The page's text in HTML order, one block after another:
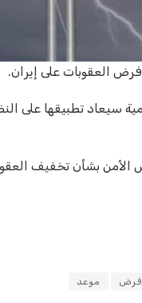
فرض العقوبات على إيران.
الأمن بشأن تخفيف
فرض موعد